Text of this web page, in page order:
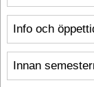
Info och
Innan